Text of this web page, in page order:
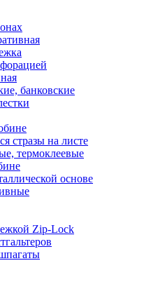
банковские
стразы на листе
термоклеевые
основе
Zip-Lock